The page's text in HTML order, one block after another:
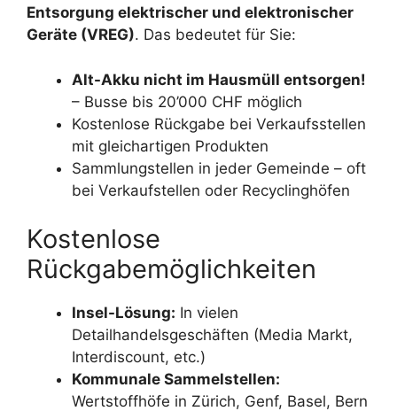
Entsorgung elektrischer und elektronischer
Geräte (VREG). Das bedeutet für Sie:
Alt-Akku nicht im Hausmüll entsorgen!
– Busse bis 20’000 CHF möglich
Kostenlose Rückgabe bei Verkaufsstellen
mit gleichartigen Produkten
Sammlungstellen in jeder Gemeinde – oft
bei Verkaufstellen oder Recyclinghöfen
Kostenlose
Rückgabemöglichkeiten
Insel-Lösung: In vielen
Detailhandelsgeschäften (Media Markt,
Interdiscount, etc.)
Kommunale Sammelstellen:
Wertstoffhöfe in Zürich, Genf, Basel, Bern